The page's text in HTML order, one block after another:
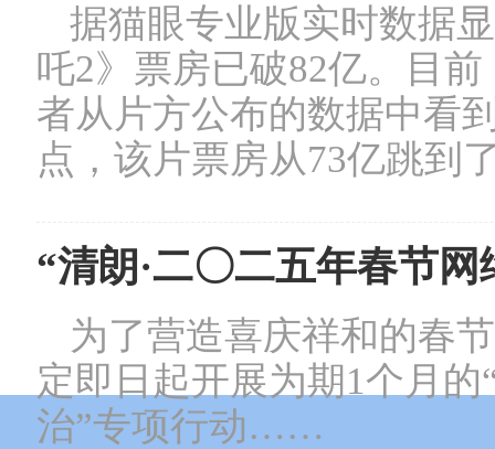
据猫眼专业版实时数据
吒2》票房已破82亿。目
者从片方公布的数据中看
点，该片票房从73亿跳
“清朗·二〇二五年春节
为了营造喜庆祥和的春
定即日起开展为期1个月的
治”专项行动……